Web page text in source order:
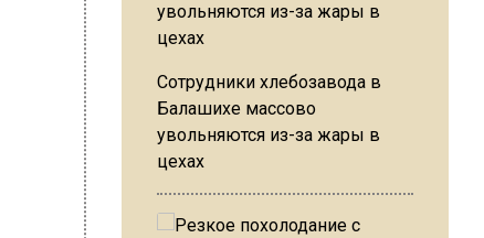
Сотрудники хлебозавода в
Балашихе массово
увольняются из-за жары в
цехах